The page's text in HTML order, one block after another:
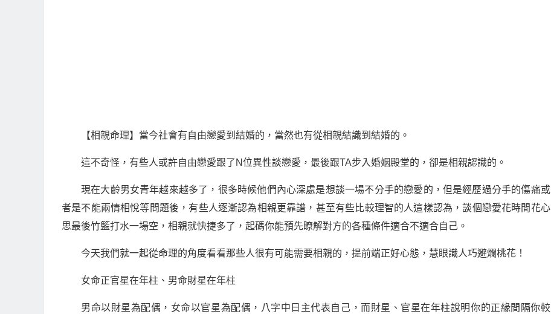
【相親命理】當今社會有自由戀愛到結婚的，當然也有從相親結識到結婚的。
這不奇怪，有些人或許自由戀愛跟了N位異性談戀愛，最後跟TA步入婚姻殿堂的，卻是相親認識的。
現在大齡男女青年越來越多了，很多時候他們內心深處是想談一場不分手的戀愛的，但是經歷過分手的傷痛或
者是不能兩情相悅等問題後，有些人逐漸認為相親更靠譜，甚至有些比較理智的人這樣認為，談個戀愛花時間花心
思最後竹籃打水一場空，相親就快捷多了，起碼你能預先瞭解對方的各種條件適合不適合自己。
今天我們就一起從命理的角度看看那些人很有可能需要相親的，提前端正好心態，慧眼識人巧避爛桃花！
女命正官星在年柱、男命財星在年柱
男命以財星為配偶，女命以官星為配偶，八字中日主代表自己，而財星、官星在年柱說明你的正緣間隔你較